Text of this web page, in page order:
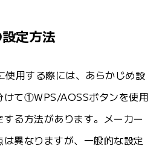
定方法
用する際には、あらかじめ設
けて①WPS/AOSSボタンを使用
る方法があります。メーカー
異なりますが、一般的な設定